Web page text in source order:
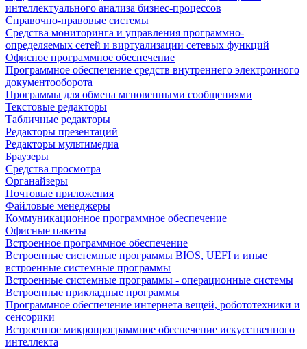
интеллектуального анализа бизнес-процессов
Справочно-правовые системы
Средства мониторинга и управления программно-
определяемых сетей и виртуализации сетевых функций
Офисное программное обеспечение
Программное обеспечение средств внутреннего электронного
документооборота
Программы для обмена мгновенными сообщениями
Текстовые редакторы
Табличные редакторы
Редакторы презентаций
Редакторы мультимедиа
Браузеры
Средства просмотра
Органайзеры
Почтовые приложения
Файловые менеджеры
Коммуникационное программное обеспечение
Офисные пакеты
Встроенное программное обеспечение
Встроенные системные программы BIOS, UEFI и иные
встроенные системные программы
Встроенные системные программы - операционные системы
Встроенные прикладные программы
Программное обеспечение интернета вещей, робототехники и
сенсорики
Встроенное микропрограммное обеспечение искусственного
интеллекта